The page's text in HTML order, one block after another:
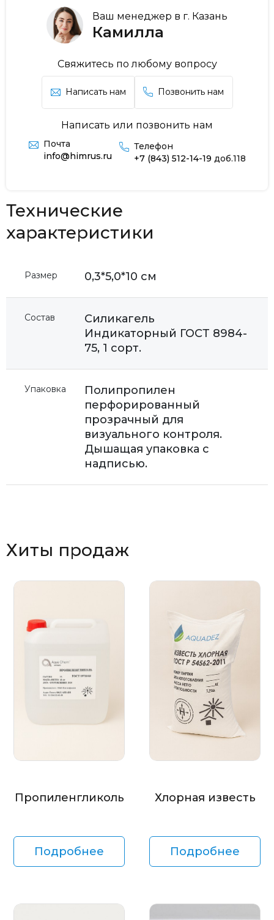
Ваш менеджер в г. Казань
Камилла
Свяжитесь по любому вопросу
Написать нам Позвонить нам
Написать или позвонить нам
Почта
info@himrus.ru
Телефон
+7 (843) 512-14-19 доб.118
Технические
характеристики
Размер 0,3*5,0*10 см
Состав
Силикагель
Индикаторный ГОСТ 8984-
75, 1 сорт.
Упаковка
Полипропилен
перфорированный
прозрачный для
визуального контроля.
Дышащая упаковка с
надписью.
Хиты продаж
Пропиленгликоль
Подробнее
Хлорная известь
Подробнее